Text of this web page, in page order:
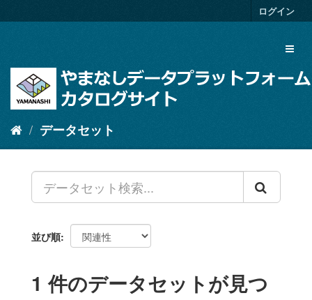
キ
ログイン
データセット
並び順
1 件のデータセットが見つ